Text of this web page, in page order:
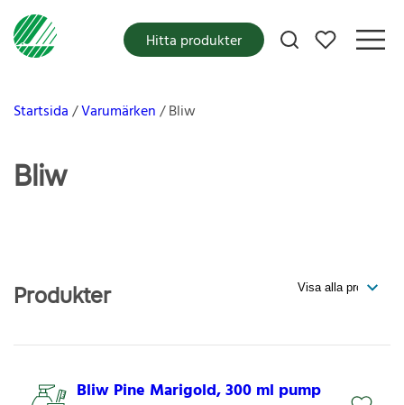
Mina favoriter
Hitta produkter
Startsida Varumärken Bliw
Bliw
Produkter
Bliw Pine Marigold, 300 ml pump